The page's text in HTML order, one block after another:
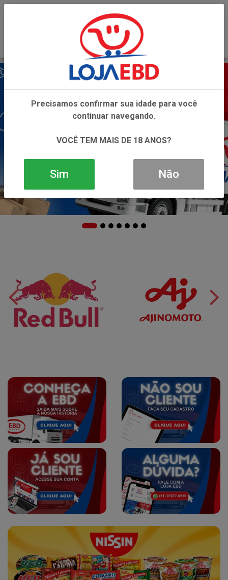
Precisamos confirmar sua idade para você
continuar navegando.
VOCÊ TEM MAIS DE 18 ANOS?
Sim Não